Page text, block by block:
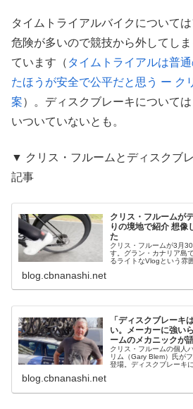
タイムトライアルバイクについて
危険が多いので競技から外してし
ています（ タイムトライアルは普
たほうが安全で公平だと思う ー ク
案）。ディスクブレーキについて
いついていないとも。
▼ クリス・フルームとディスクブ
記事
クリス・フルームが
りの境地で紹介 想像
た
クリス・フルームが3月
す。グラン・カナリア島
るライトなVlogという雰
blog.cbnanashi.net
「ディスクブレーキ
い。メーカーに強い
ームのメカニックが
クリス・フルームの個人
リム（Gary Blem）氏が
登場。ディスクブレーキ
blog.cbnanashi.net